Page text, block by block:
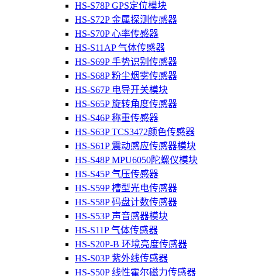
HS-S78P GPS定位模块
HS-S72P 金属探测传感器
HS-S70P 心率传感器
HS-S11AP 气体传感器
HS-S69P 手势识别传感器
HS-S68P 粉尘烟雾传感器
HS-S67P 电导开关模块
HS-S65P 旋转角度传感器
HS-S46P 称重传感器
HS-S63P TCS3472颜色传感器
HS-S61P 震动感应传感器模块
HS-S48P MPU6050陀螺仪模块
HS-S45P 气压传感器
HS-S59P 槽型光电传感器
HS-S58P 码盘计数传感器
HS-S53P 声音感器模块
HS-S11P 气体传感器
HS-S20P-B 环境亮度传感器
HS-S03P 紫外线传感器
HS-S50P 线性霍尔磁力传感器